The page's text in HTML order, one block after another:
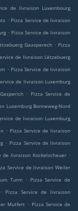
de livraison Luxembourg
. Pizza Service de livraison
. Pizza Service de livraison
Gaasperech . Pizza
de livraison Lëtzebuerg
. Pizza Service de livraison
de livraison Luxemburg
. Pizza Service de
Luxemburg Bonneweg-Nord
de livraison Luxemburg
. Pizza Service de livraison
. Pizza Service de livraison
de livraison Kockelscheuer .
Service de livraison Weiler
Turm . Pizza Service de
.
Pizza Service de livraison
Mutfert . Pizza Service de